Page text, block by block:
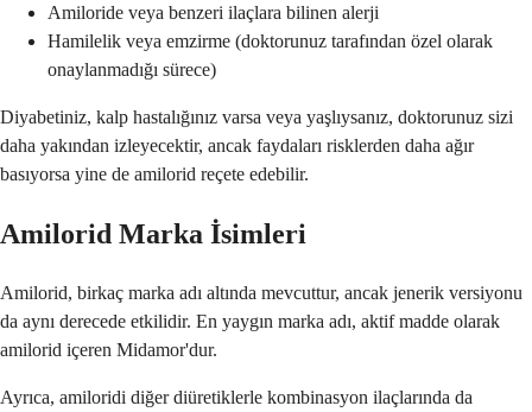
Amiloride veya benzeri ilaçlara bilinen alerji
Hamilelik veya emzirme (doktorunuz tarafından özel olarak
onaylanmadığı sürece)
Diyabetiniz, kalp hastalığınız varsa veya yaşlıysanız, doktorunuz sizi
daha yakından izleyecektir, ancak faydaları risklerden daha ağır
basıyorsa yine de amilorid reçete edebilir.
Amilorid Marka İsimleri
Amilorid, birkaç marka adı altında mevcuttur, ancak jenerik versiyonu
da aynı derecede etkilidir. En yaygın marka adı, aktif madde olarak
amilorid içeren Midamor'dur.
Ayrıca, amiloridi diğer diüretiklerle kombinasyon ilaçlarında da